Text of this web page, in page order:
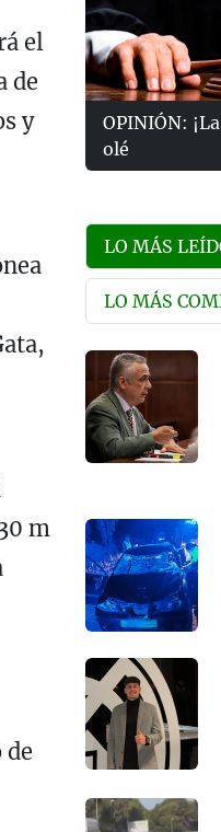
el
de
y
m
de
OPINIÓN:
olé
LO MÁS
LO MÁS